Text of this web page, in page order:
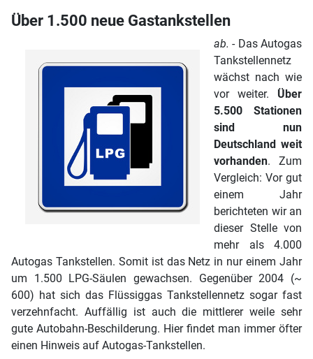
Über 1.500 neue Gastankstellen
ab. - Das Autogas
Tankstellennetz
wächst nach wie
vor weiter. Über
5.500 Stationen
sind nun
Deutschland weit
vorhanden. Zum
Vergleich: Vor gut
einem Jahr
berichteten wir an
dieser Stelle von
mehr als 4.000
Autogas Tankstellen. Somit ist das Netz in nur einem Jahr
um 1.500 LPG-Säulen gewachsen. Gegenüber 2004 (~
600) hat sich das Flüssiggas Tankstellennetz sogar fast
verzehnfacht. Auffällig ist auch die mittlerer weile sehr
gute Autobahn-Beschilderung. Hier findet man immer öfter
einen Hinweis auf Autogas-Tankstellen.